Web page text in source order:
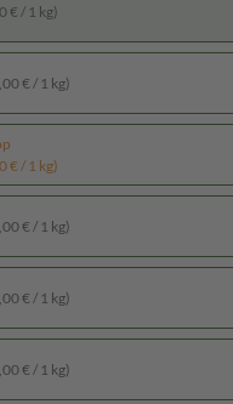
€ / 1 kg)
€ / 1 kg)
€ / 1 kg)
€ / 1 kg)
€ / 1 kg)
€ / 1 kg)